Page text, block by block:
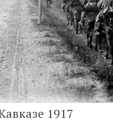
1917